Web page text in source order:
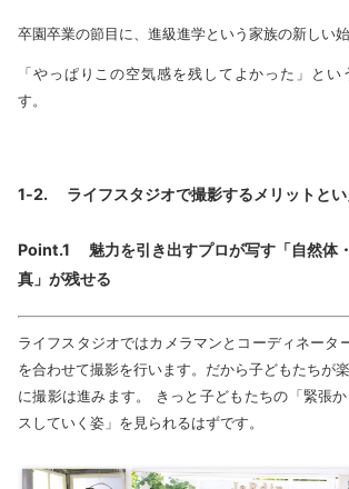
卒園卒業の節目に、進級進学という家族の新しい
「やっぱりこの空気感を残してよかった」とい
す。
1-2. ライフスタジオで撮影するメリットとい
Point.1 魅力を引き出すプロが写す「自然体
真」が残せる
ライフスタジオではカメラマンとコーディネータ
を合わせて撮影を行います。だから子どもたちが
に撮影は進みます。 きっと子どもたちの「緊張
スしていく姿」を見られるはずです。